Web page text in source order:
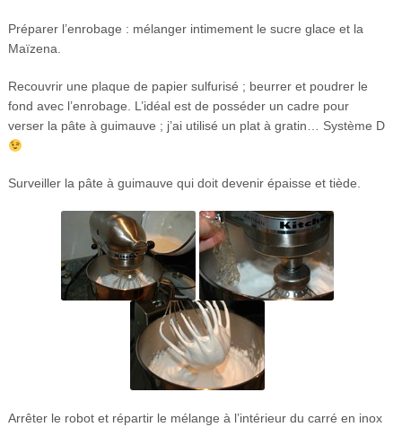
Préparer l’enrobage : mélanger intimement le sucre glace et la
Maïzena.
Recouvrir une plaque de papier sulfurisé ; beurrer et poudrer le
fond avec l’enrobage. L’idéal est de posséder un cadre pour
verser la pâte à guimauve ; j’ai utilisé un plat à gratin… Système D
Surveiller la pâte à guimauve qui doit devenir épaisse et tiède.
Arrêter le robot et répartir le mélange à l’intérieur du carré en inox